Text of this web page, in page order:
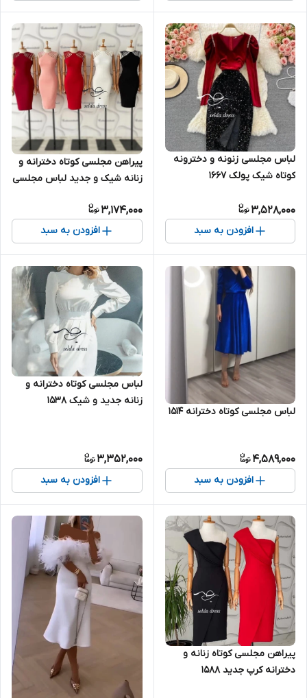
لباس مجلسی زنونه و دخترونه
کوتاه شیک پولک ۱۶۶۷
3,528,000
افزودن به سبد
پیراهن مجلسی کوتاه دخترانه و
زنانه شیک و جدید لباس مجلسی
3,174,000
افزودن به سبد
لباس مجلسی کوتاه دخترانه ۱۵۱۴
4,589,000
افزودن به سبد
لباس مجلسی کوتاه دخترانه و
زنانه جدید و شیک ۱۵۳۸
3,352,000
افزودن به سبد
پیراهن مجلسی کوتاه زنانه و
دخترانه کرپ جدید ۱۵۸۸